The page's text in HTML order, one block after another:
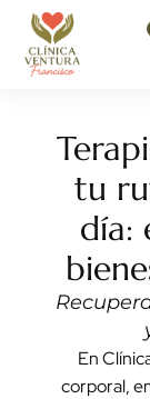
tu
día:
En
corporal,